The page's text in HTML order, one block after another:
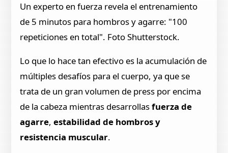
Un experto en fuerza revela el entrenamiento
de 5 minutos para hombros y agarre: "100
repeticiones en total". Foto Shutterstock.
Lo que lo hace tan efectivo es la acumulación de
múltiples desafíos para el cuerpo, ya que se
trata de un gran volumen de press por encima
de la cabeza mientras desarrollasfuerza de
agarre,estabilidad de hombros y
resistencia muscular.